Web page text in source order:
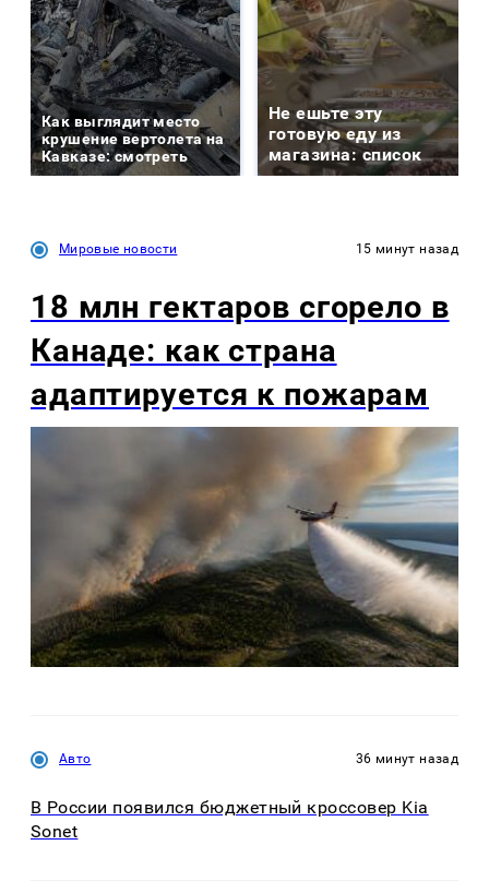
Как выглядит место
крушение вертолета на
Кавказе: смотреть
Не ешьте эту
готовую еду из
магазина: список
Мировые новости 15 минут назад
18 млн гектаров сгорело в
Канаде: как страна
адаптируется к пожарам
Авто 36 минут назад
В России появился бюджетный кроссовер Kia
Sonet